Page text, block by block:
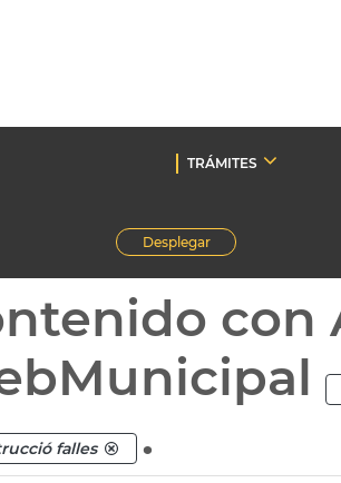
TRÁMITES
Desplegar
con
falles .